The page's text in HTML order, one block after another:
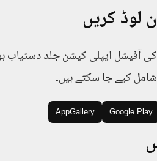
لوڈ کریں
کی آفیشل ایپلی کیشن جلد دستیاب
کیے جا سکتے ہیں۔
Google Play
AppGallery